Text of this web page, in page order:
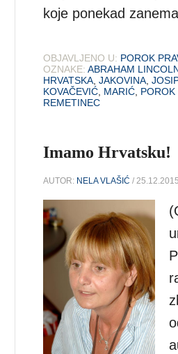
koje ponekad
OBJAVLJENO U: POROK
OZNAKE: ABRAHAM
HRVATSKA,JAKOVINA,
KOVAČEVIĆ, MARIĆ, POROK
REMETINEC
Imamo Hrvatsku!
AUTOR: NELA VLAŠIĆ /